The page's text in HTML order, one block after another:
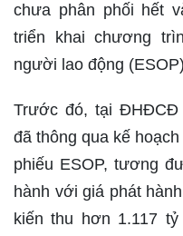
chưa phân phối hết
triển khai chương
người lao động
Trước đó, tại ĐHĐCĐ
đã thông qua kế
phiếu ESOP, tương
hành với giá phát
kiến thu hơn 1.117